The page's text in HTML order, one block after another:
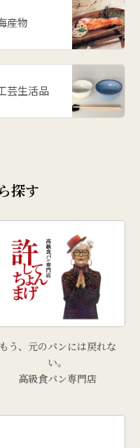
産物
芸生活品
探す
もう、元のパンには戻れな
い。
高級食パン専門店